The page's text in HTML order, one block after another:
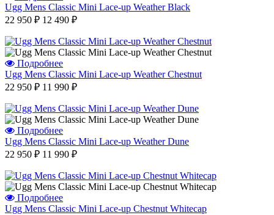
Ugg Mens Classic Mini Lace-up Weather Black
22 950 ₽ 12 490 ₽
Подробнее
Ugg Mens Classic Mini Lace-up Weather Chestnut
22 950 ₽ 11 990 ₽
Подробнее
Ugg Mens Classic Mini Lace-up Weather Dune
22 950 ₽ 11 990 ₽
Подробнее
Ugg Mens Classic Mini Lace-up Chestnut Whitecap